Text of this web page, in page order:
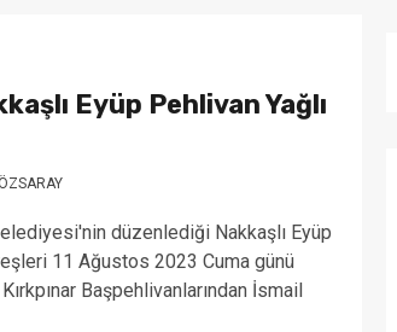
Eyüp Pehlivan Yağlı
düzenlediği Nakkaşlı Eyüp
11 Ağustos 2023 Cuma günü
Başpehlivanlarından İsmail